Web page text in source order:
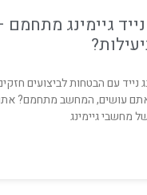
גיימינג מתחמם
נייד עם הבטחות לביצועים
עושים, המחשב מתחמם?
מחשבי גיימינג